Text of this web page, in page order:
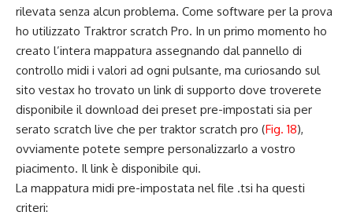
rilevata senza alcun problema. Come software per la prova
ho utilizzato Traktror scratch Pro. In un primo momento ho
creato l’intera mappatura assegnando dal pannello di
controllo midi i valori ad ogni pulsante, ma curiosando sul
sito vestax ho trovato un link di supporto dove troverete
disponibile il download dei preset pre-impostati sia per
serato scratch live che per traktor scratch pro (Fig. 18),
ovviamente potete sempre personalizzarlo a vostro
piacimento. Il link è disponibile qui.
La mappatura midi pre-impostata nel file .tsi ha questi
criteri: